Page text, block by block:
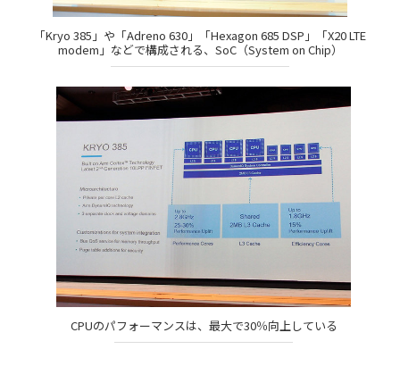
「Kryo 385」や「Adreno 630」「Hexagon 685 DSP」「X20 LTE
modem」などで構成される、SoC（System on Chip）
CPUのパフォーマンスは、最大で30％向上している